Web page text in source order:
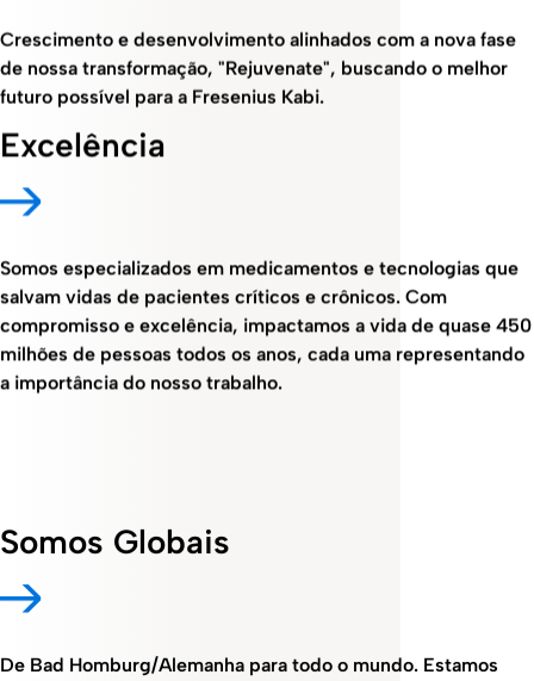
Crescimento e desenvolvimento alinhados com a nova fase
de nossa transformação, "Rejuvenate", buscando o melhor
futuro possível para a Fresenius Kabi.
Excelência
Somos especializados em medicamentos e tecnologias que
salvam vidas de pacientes críticos e crônicos. Com
compromisso e excelência, impactamos a vida de quase 450
milhões de pessoas todos os anos, cada uma representando
a importância do nosso trabalho.
Somos Globais
De Bad Homburg/Alemanha para todo o mundo. Estamos